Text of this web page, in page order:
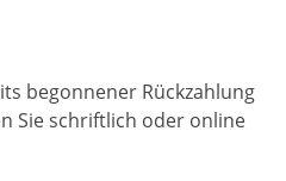
begonnener Rückzahlung
Sie schriftlich oder online